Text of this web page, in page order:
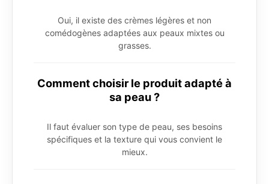
Oui, il existe des crèmes légères et non
comédogènes adaptées aux peaux mixtes ou
grasses.
Comment choisir le produit adapté à
sa peau ?
Il faut évaluer son type de peau, ses besoins
spécifiques et la texture qui vous convient le
mieux.